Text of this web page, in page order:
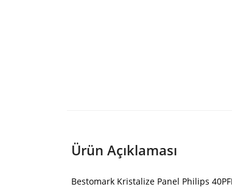
Ürün Açıklaması
Bestomark Kristalize Panel Philips